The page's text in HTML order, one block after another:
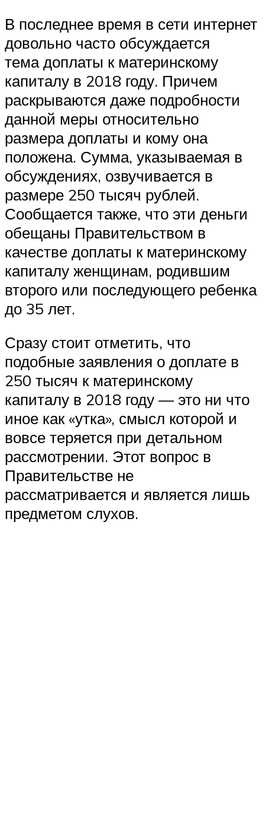
В последнее время в сети интернет
довольно часто обсуждается
тема доплаты к материнскому
капиталу в 2018 году. Причем
раскрываются даже подробности
данной меры относительно
размера доплаты и кому она
положена. Сумма, указываемая в
обсуждениях, озвучивается в
размере 250 тысяч рублей.
Сообщается также, что эти деньги
обещаны Правительством в
качестве доплаты к материнскому
капиталу женщинам, родившим
второго или последующего ребенка
до 35 лет.
Сразу стоит отметить, что
подобные заявления о доплате в
250 тысяч к материнскому
капиталу в 2018 году — это ни что
иное как «утка», смысл которой и
вовсе теряется при детальном
рассмотрении. Этот вопрос в
Правительстве не
рассматривается и является лишь
предметом слухов.